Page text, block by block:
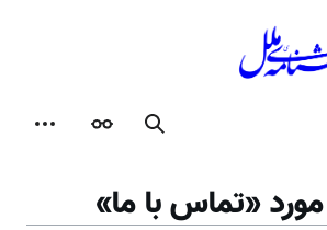
جستجوظاهر
«تماس با ما»